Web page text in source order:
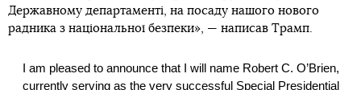
Державному департаменті, на посаду нашого нового
радника з національної безпеки», — написав Трамп.
I am pleased to announce that I will name Robert C. O’Brien,
currently serving as the very successful Special Presidential